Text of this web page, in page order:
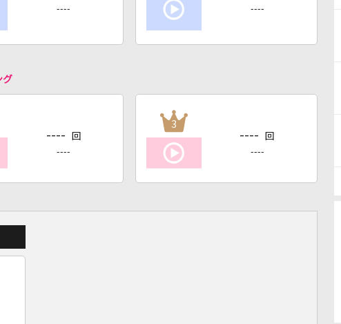
---- ----
グ
---- 回
----
3
---- 回
----